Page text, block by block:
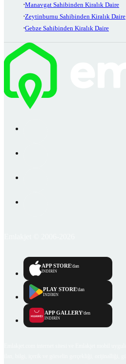
Manavgat Sahibinden Kiralık Daire
Zeytinburnu Sahibinden Kiralık Daire
Gebze Sahibinden Kiralık Daire
APP STORE'dan
İNDİRİN
PLAY STORE'dan
İNDİRİN
APP GALLERY'den
İNDİRİN